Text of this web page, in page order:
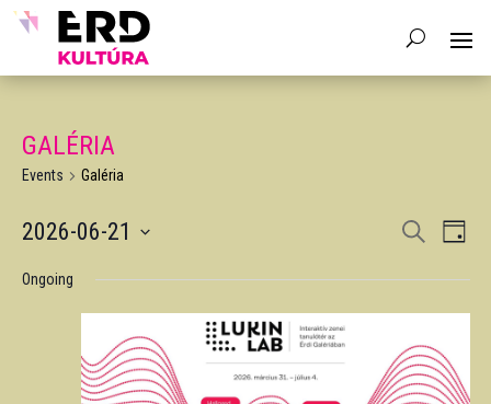
GALÉRIA
Events Galéria
EVENTS
AND
VIEWS
Search
Day
2026-06-21
date.
Ongoing